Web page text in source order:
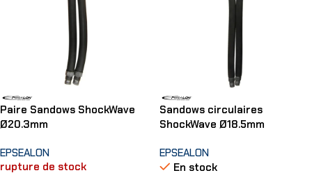
Paire Sandows ShockWave
Ø20.3mm
EPSEALON
rupture de stock
Sandows circulaires
ShockWave Ø18.5mm
EPSEALON
En stock